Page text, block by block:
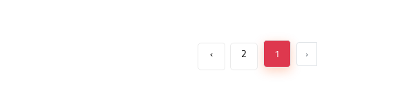
‹
1
2
›